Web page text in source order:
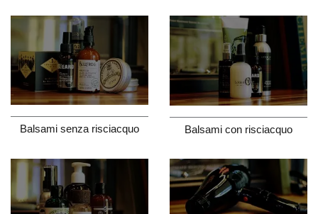
Balsami senza risciacquo Balsami con risciacquo